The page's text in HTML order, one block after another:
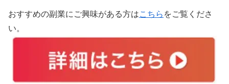
おすすめの副業にご興味がある方はこちら をご覧くださ
い。